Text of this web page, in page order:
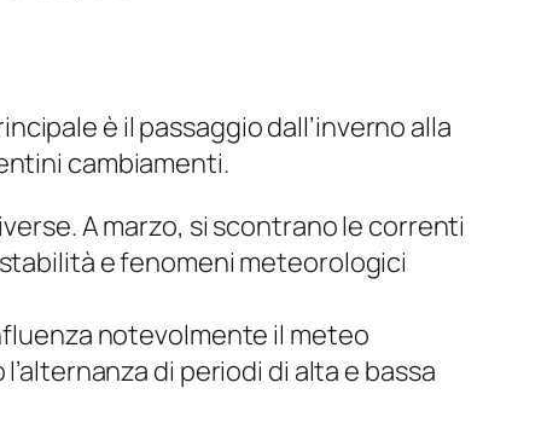
è il passaggio dall’inverno alla
cambiamenti.
A marzo, si scontrano le correnti
e fenomeni meteorologici
notevolmente il meteo
di periodi di alta e bassa